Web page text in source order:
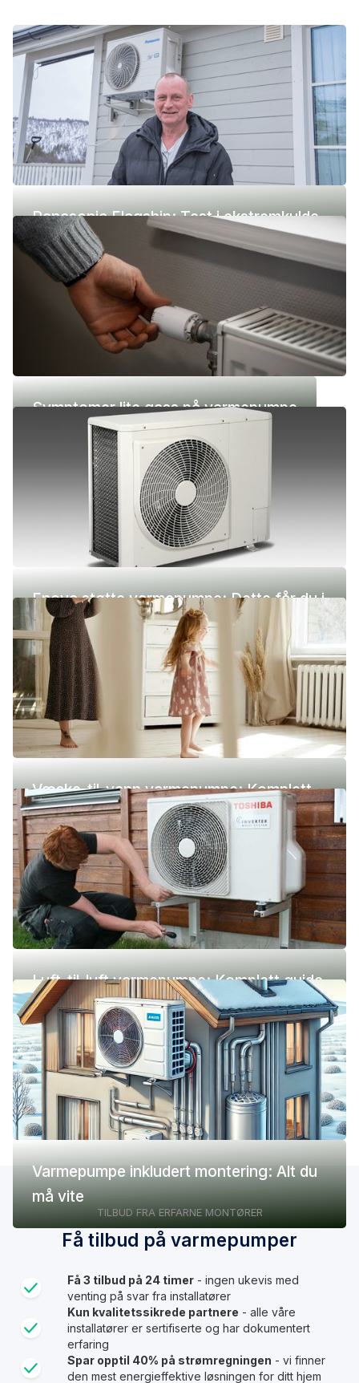
Panasonic Flagship: Test i ekstremkulde
(-42 °C)
Symptomer lite gass på varmepumpe
Enova støtte varmepumpe: Dette får du i
2026
Væske-til-vann varmepumpe: Komplett
guide (pris, fordeler og ulemper)
Luft-til-luft varmepumpe: Komplett guide
(pris, fordeler og ulemper)
Varmepumpe inkludert montering: Alt du
må vite
TILBUD FRA ERFARNE MONTØRER
Få tilbud på varmepumper
Få 3 tilbud på 24 timer - ingen ukevis med
venting på svar fra installatører
Kun kvalitetssikrede partnere - alle våre
installatører er sertifiserte og har dokumentert
erfaring
Spar opptil 40% på strømregningen - vi finner
den mest energieffektive løsningen for ditt hjem